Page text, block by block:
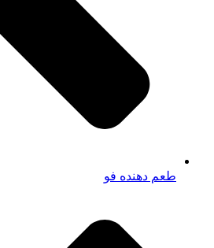
طعم دهنده فو